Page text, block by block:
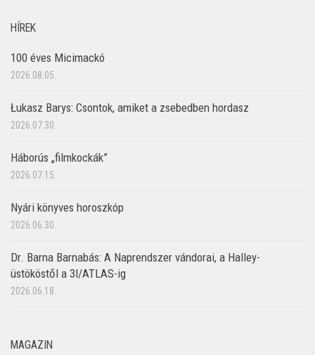
HÍREK
100 éves Micimackó
2026.08.05.
Łukasz Barys: Csontok, amiket a zsebedben hordasz
2026.07.30.
Háborús „filmkockák”
2026.07.15.
Nyári könyves horoszkóp
2026.06.30.
Dr. Barna Barnabás: A Naprendszer vándorai, a Halley-
üstököstől a 3I/ATLAS-ig
2026.06.18.
MAGAZIN